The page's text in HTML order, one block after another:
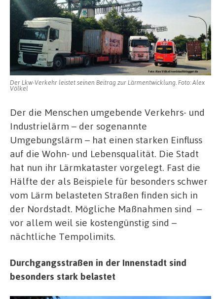
Der Lkw-Verkehr leistet seinen Beitrag zur Lärmentwicklung. Foto: Alex
Völkel
Der die Menschen umgebende Verkehrs- und
Industrielärm – der sogenannte
Umgebungslärm – hat einen starken Einfluss
auf die Wohn- und Lebensqualität. Die Stadt
hat nun ihr Lärmkataster vorgelegt. Fast die
Hälfte der als Beispiele für besonders schwer
vom Lärm belasteten Straßen finden sich in
der Nordstadt. Mögliche Maßnahmen sind –
vor allem weil sie kostengünstig sind –
nächtliche Tempolimits.
Durchgangsstraßen in der Innenstadt sind
besonders stark belastet